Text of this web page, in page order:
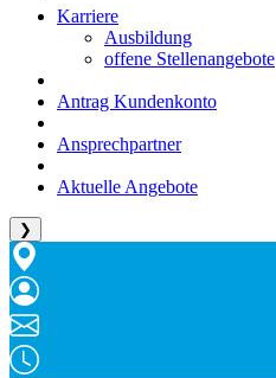
Karriere
Ausbildung
offene Stellenangebote
Antrag Kundenkonto
Ansprechpartner
Aktuelle Angebote
❯